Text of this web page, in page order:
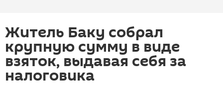
Житель Баку собрал
крупную сумму в виде
взяток, выдавая себя за
налоговика